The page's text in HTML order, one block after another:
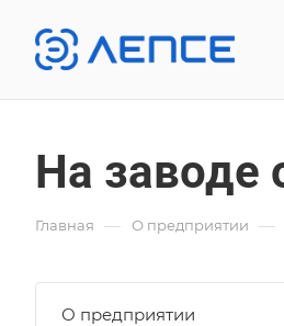
На заводе
Главная — О предприятии —
О предприятии